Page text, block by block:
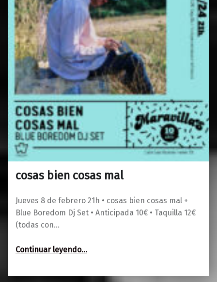
cosas bien cosas mal
Jueves 8 de febrero 21h • cosas bien cosas mal +
Blue Boredom Dj Set • Anticipada 10€ • Taquilla 12€
(todas con…
Continuar leyendo…
17/01/2024
0
Maravillas